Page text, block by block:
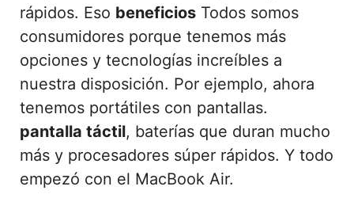
rápidos. Eso beneficios Todos somos
consumidores porque tenemos más
opciones y tecnologías increíbles a
nuestra disposición. Por ejemplo, ahora
tenemos portátiles con pantallas.
pantalla táctil, baterías que duran mucho
más y procesadores súper rápidos. Y todo
empezó con el MacBook Air.